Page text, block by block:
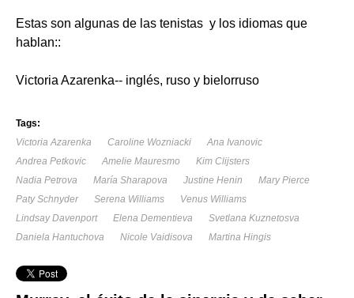
Estas son algunas de las tenistas y los idiomas que
hablan::
Victoria Azarenka-- inglés, ruso y bielorruso
Tags:
Victoria Azarenka
Caroline Wozniacki
Ana Ivanovic
Andrea Petkovic
Amelie Mauresmo
Kim Clijsters
Nadia Petrova
María Sharapova Justine Henin
Mary Pierce
Paty Schnyder
Serena Williams
Venus Williams
Lindsay Davenport
Elena Dementieva
Svetlana Kuznetosva
Daniela Hantuchova
Nicole Vaidisova Martina Hingis